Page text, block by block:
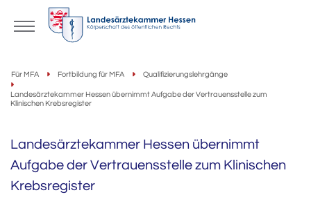
Für MFA Fortbildung für MFA Qualifizierungslehrgänge
Landesärztekammer Hessen übernimmt Aufgabe der Vertrauensstelle zum
Klinischen Krebsregister
Landesärztekammer Hessen übernimmt
Aufgabe der Vertrauensstelle zum Klinischen
Krebsregister